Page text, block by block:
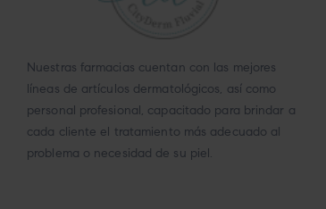
Nuestras farmacias cuentan con las mejores
líneas de artículos dermatológicos, así como
personal profesional, capacitado para brindar a
cada cliente el tratamiento más adecuado al
problema o necesidad de su piel.